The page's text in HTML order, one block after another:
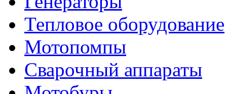
Тепловое оборудование
Мотопомпы
Сварочный аппараты